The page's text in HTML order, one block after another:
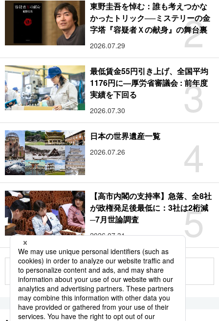
2
東野圭吾を悼む：誰も考えつかな
かったトリック──ミステリーの金
字塔『容疑者Ｘの献身』の舞台裏
2026.07.29
3
最低賃金55円引き上げ、全国平均
1176円に―厚労省審議会 : 前年度
実績を下回る
2026.07.30
4
日本の世界遺産一覧
2026.07.26
5
【高市内閣の支持率】急落、全8社
が政権発足後最低に：3社は2桁減
─7月世論調査
2026.07.31
もっと見る